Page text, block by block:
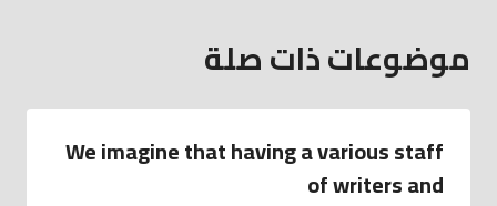
موضوعات ذات صلة
We imagine that having a various staff
of writers and